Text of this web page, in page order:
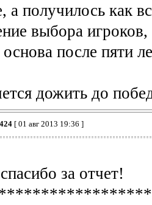
а получилось как
выбора
основа после пяти
дожить до
[ 01 авг 2013 19:36 ]
за отчет!